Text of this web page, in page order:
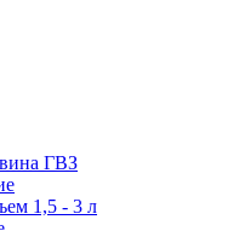
ГВЗ
1,5 - 3 л